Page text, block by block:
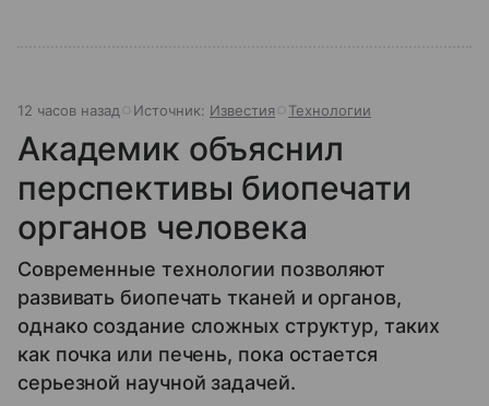
12 часов назад Источник: Известия Технологии
Академик объяснил
перспективы биопечати
органов человека
Современные технологии позволяют
развивать биопечать тканей и органов,
однако создание сложных структур, таких
как почка или печень, пока остается
серьезной научной задачей.